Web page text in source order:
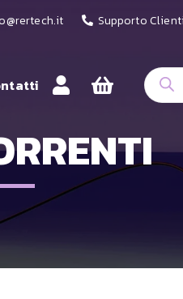
Supporto